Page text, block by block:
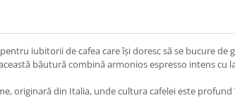
iubitorii de cafea care își doresc să se bucure
băutură combină armonios espresso intens
originară din Italia, unde cultura cafelei este